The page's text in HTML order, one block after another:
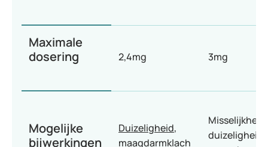
Maximale
dosering
2,4mg 3mg
Mogelijke
bijwerkingen
Duizeligheid,
maagdarmklach
Misselijkheid,
duizeligheid,